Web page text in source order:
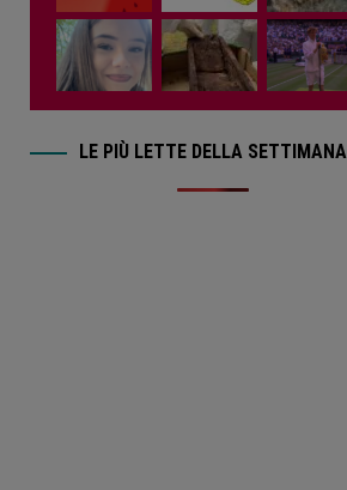
LE PIÙ LETTE DELLA SETTIMANA